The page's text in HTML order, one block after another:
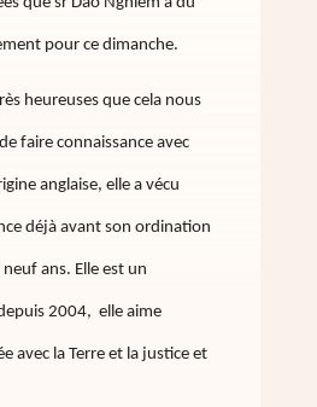
pour ce dimanche.
heureuses que cela nous
faire connaissance avec
anglaise, elle a vécu
déjà avant son ordination
ans. Elle est un
2004, elle aime
avec la Terre et la justice et